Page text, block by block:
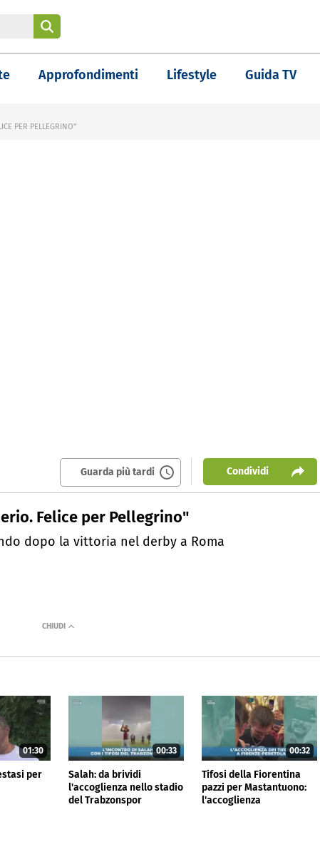
Approfondimenti Lifestyle Guida TV
PER PELLEGRINO"
Guarda più tardi Condividi
Felice per Pellegrino"
dopo la vittoria nel derby a Roma
01:30
per
00:33
Salah: da brividi
l'accoglienza nello stadio
del Trabzonspor
00:32
Tifosi della Fiorentina
pazzi per Mastantuono:
l'accoglienza